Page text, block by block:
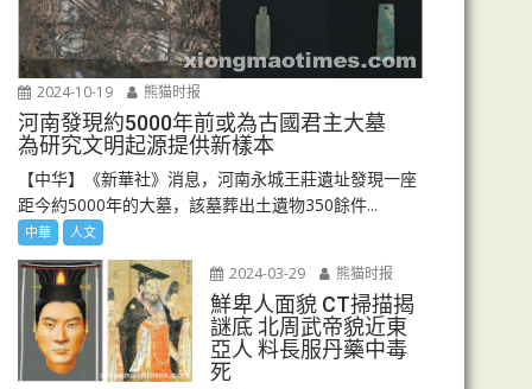
2024-10-19 熊猫时报
河南發現約5000年前或為古國君主大墓
為研究文明起源提供新樣本
【中华】《新華社》消息，河南永城王莊遺址發現一座
距今約5000年的大墓，該墓葬出土遺物350餘件...
中華 人文
2024-03-29 熊猫时报
鮮卑人面貌 CT掃描揭
謎底 北周武帝貌近東
亞人 料長服丹藥中毒
死